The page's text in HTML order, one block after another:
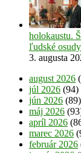
holokaustu.
ľudské osudy
3. augusta
august 2026
júl 2026 (94)
jún 2026 (89)
máj 2026
apríl 2026
marec 2026
február 2026